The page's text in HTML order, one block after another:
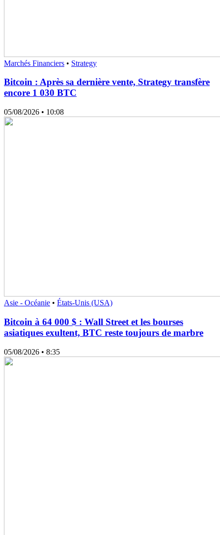
Marchés Financiers • Strategy
Bitcoin : Après sa dernière vente, Strategy transfère
encore 1 030 BTC
05/08/2026 • 10:08
Asie - Océanie • États-Unis (USA)
Bitcoin à 64 000 $ : Wall Street et les bourses
asiatiques exultent, BTC reste toujours de marbre
05/08/2026 • 8:35